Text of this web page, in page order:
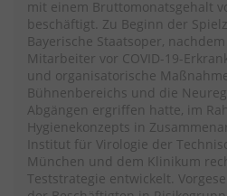
mit einem Bruttomonatsgehalt
beschäftigt. Zu Beginn der
Bayerische Staatsoper,
Mitarbeiter vor COVID-19-
und organisatorische
Bühnenbereichs und die
Abgängen ergriffen hatte, im
Hygienekonzepts in
Institut für Virologie der
München und dem Klinikum
Teststrategie entwickelt.